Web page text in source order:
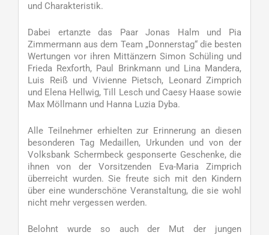
und Charakteristik.
Dabei ertanzte das Paar Jonas Halm und Pia
Zimmermann aus dem Team „Donnerstag“ die besten
Wertungen vor ihren Mittänzern Simon Schüling und
Frieda Rexforth, Paul Brinkmann und Lina Mandera,
Luis Reiß und Vivienne Pietsch, Leonard Zimprich
und Elena Hellwig, Till Lesch und Caesy Haase sowie
Max Möllmann und Hanna Luzia Dyba.
Alle Teilnehmer erhielten zur Erinnerung an diesen
besonderen Tag Medaillen, Urkunden und von der
Volksbank Schermbeck gesponserte Geschenke, die
ihnen von der Vorsitzenden Eva-Maria Zimprich
überreicht wurden. Sie freute sich mit den Kindern
über eine wunderschöne Veranstaltung, die sie wohl
nicht mehr vergessen werden.
Belohnt wurde so auch der Mut der jungen